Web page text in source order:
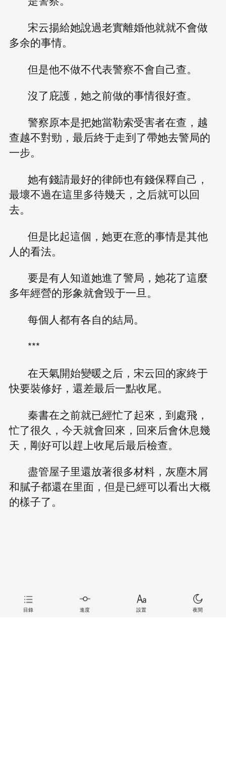
宋云揚給她說過老實離婚他就就不會做
多余的事情。
但是他不做不代表警察不會自己查。
沒了庇護，她之前做的事情很好查。
警察原本是把她當勒索受害者在查，越
查越不對勁，最后終于走到了帶她去警局的
一步。
她有錢請最好的律師也有錢保釋自己，
最壞不過在這里多待幾天，之后就可以回
去。
但是比起這個，她更在意的事情是其他
人的看法。
要是有人知道她進了警局，她花了這麼
多年經營的形象就會毀于一旦。
每個人都有各自的結局。
***
在天氣開始變暖之后，宋云回的家終于
快要裝修好，還差最后一點收尾。
秦書在之前就已經忙了起來，到處飛，
忙了很久，今天就會回來，回來后會休息幾
天，剛好可以趕上收尾后最后檢查。
盡管屋子里還放著很多材料，灰塵木屑
和膩子都還在里面，但是已經可以看出大概
的樣子了。
目錄 進度 設置 夜間